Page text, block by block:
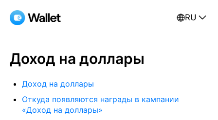
RU
Доход на доллары
Доход на доллары
Откуда появляются награды в кампании
«Доход на доллары»